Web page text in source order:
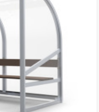
banc de touche est un
des stades et des